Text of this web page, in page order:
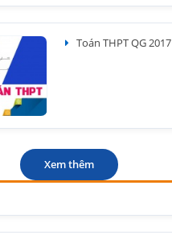
Toán THPT QG 2017
Xem thêm